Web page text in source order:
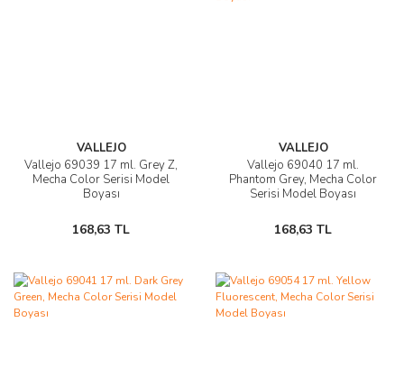
VALLEJO
Vallejo 69039 17 ml. Grey Z,
Mecha Color Serisi Model
Boyası
168,63 TL
VALLEJO
Vallejo 69040 17 ml.
Phantom Grey, Mecha Color
Serisi Model Boyası
168,63 TL